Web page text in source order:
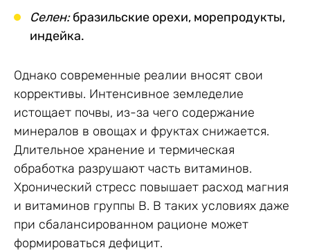
Селен:бразильские орехи, морепродукты,
индейка.
Однако современные реалии вносят свои
коррективы. Интенсивное земледелие
истощает почвы, из-за чего содержание
минералов в овощах и фруктах снижается.
Длительное хранение и термическая
обработка разрушают часть витаминов.
Хронический стресс повышает расход магния
и витаминов группы B. В таких условиях даже
при сбалансированном рационе может
формироваться дефицит.